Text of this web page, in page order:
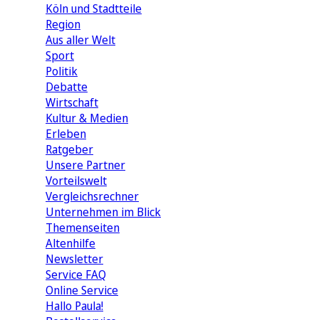
Köln und Stadtteile
Region
Aus aller Welt
Sport
Politik
Debatte
Wirtschaft
Kultur & Medien
Erleben
Ratgeber
Unsere Partner
Vorteilswelt
Vergleichsrechner
Unternehmen im Blick
Themenseiten
Altenhilfe
Newsletter
Service FAQ
Online Service
Hallo Paula!